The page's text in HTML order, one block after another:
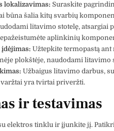
lokalizavimas: Suraskite
būna šalia kitų svarbių
litavimo stotelę, atsargiai
aplinkinių
įdėjimas: Užtepkite termopastą
plokštėje, naudodami litavimo
Užbaigus litavimo darbus,
yra tvirtai priveržti.
ir testavimas
elektros tinklu ir įjunkite jį.